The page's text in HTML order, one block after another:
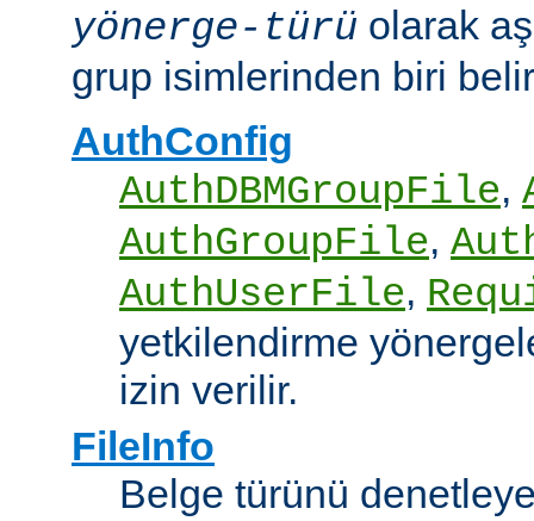
yönerge-türü olarak
grup isimlerinden biri
AuthConfig
AuthDBMGroupFile,
AuthGroupFile,
AuthUserFile,
yetkilendirme
izin verilir.
FileInfo
Belge türünü